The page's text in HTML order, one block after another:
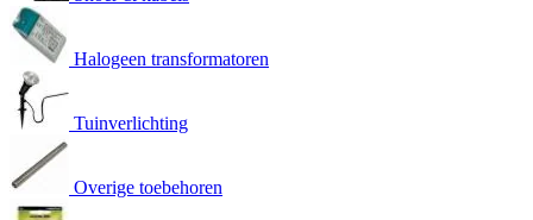
Halogeen transformatoren
Tuinverlichting
Overige toebehoren